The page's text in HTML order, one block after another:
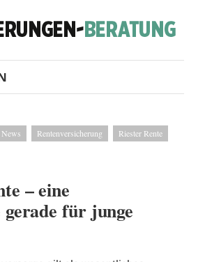
News Rentenversicherung
Riester Rente
– eine
für junge